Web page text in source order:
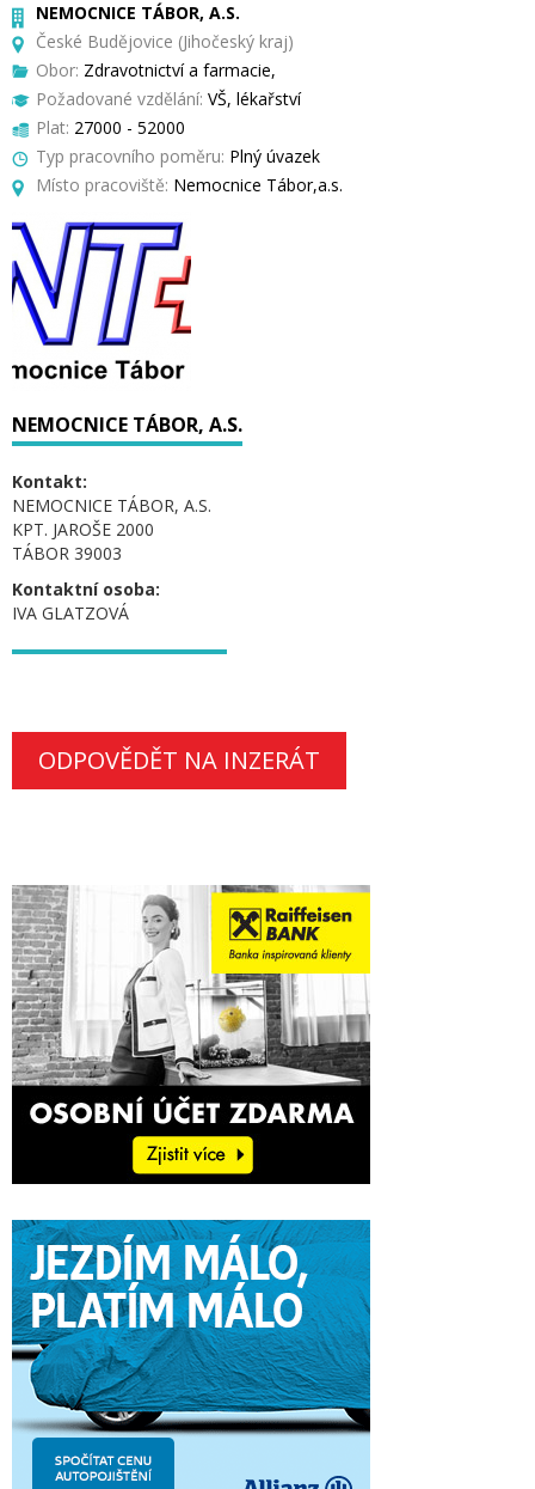
NEMOCNICE TÁBOR, A.S.
České Budějovice (Jihočeský kraj)
Obor: Zdravotnictví a farmacie,
Požadované vzdělání: VŠ, lékařství
Plat: 27000 - 52000
Typ pracovního poměru: Plný úvazek
Místo pracoviště: Nemocnice Tábor,a.s.
NEMOCNICE TÁBOR, A.S.
Kontakt:
NEMOCNICE TÁBOR, A.S.
KPT. JAROŠE 2000
TÁBOR 39003
Kontaktní osoba:
IVA GLATZOVÁ
ODPOVĚDĚT NA INZERÁT